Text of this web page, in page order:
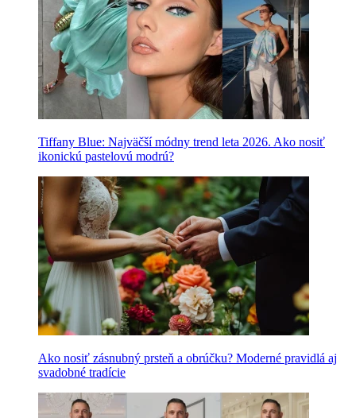
Tiffany Blue: Najväčší módny trend leta 2026. Ako nosiť
ikonickú pastelovú modrú?
Ako nosiť zásnubný prsteň a obrúčku? Moderné pravidlá aj
svadobné tradície